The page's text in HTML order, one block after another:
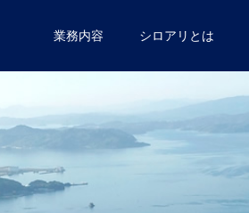
業務内容 シロアリとは